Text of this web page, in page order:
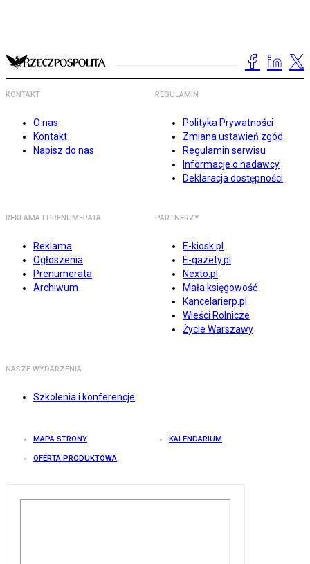
KONTAKT
O nas
Kontakt
Napisz do nas
REGULAMIN
Polityka Prywatności
Zmiana ustawień zgód
Regulamin serwisu
Informacje o nadawcy
Deklaracja dostępności
REKLAMA I PRENUMERATA
Reklama
Ogłoszenia
Prenumerata
Archiwum
PARTNERZY
E-kiosk.pl
E-gazety.pl
Nexto.pl
Mała księgowość
Kancelarierp.pl
Wieści Rolnicze
Życie Warszawy
NASZE WYDARZENIA
Szkolenia i konferencje
MAPA STRONY KALENDARIUM
OFERTA PRODUKTOWA